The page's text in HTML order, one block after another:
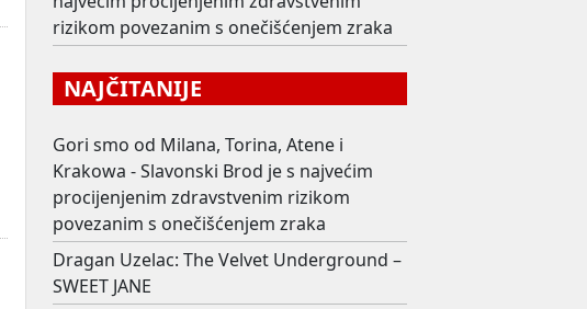
rizikom povezanim s onečišćenjem zraka
NAJČITANIJE
Gori smo od Milana, Torina, Atene i
Krakowa - Slavonski Brod je s najvećim
procijenjenim zdravstvenim rizikom
povezanim s onečišćenjem zraka
Dragan Uzelac: The Velvet Underground –
SWEET JANE